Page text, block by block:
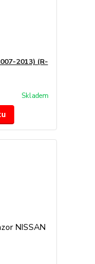
2013) (R-
Skladem